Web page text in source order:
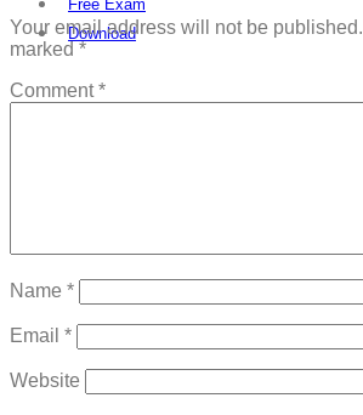
Free Exam
Download
Your email address will not be published.
marked *
Comment*
Name *
Email *
Website